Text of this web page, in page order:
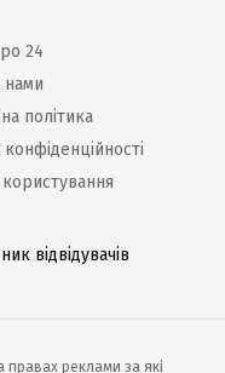
24
нами
політика
правах реклами за які